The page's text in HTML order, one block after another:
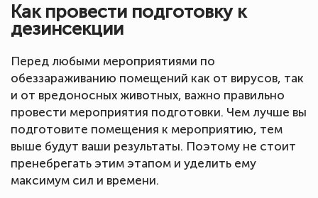
Как провести подготовку к
дезинсекции
Перед любыми мероприятиями по
обеззараживанию помещений как от вирусов, так
и от вредоносных животных, важно правильно
провести мероприятия подготовки. Чем лучше вы
подготовите помещения к мероприятию, тем
выше будут ваши результаты. Поэтому не стоит
пренебрегать этим этапом и уделить ему
максимум сил и времени.